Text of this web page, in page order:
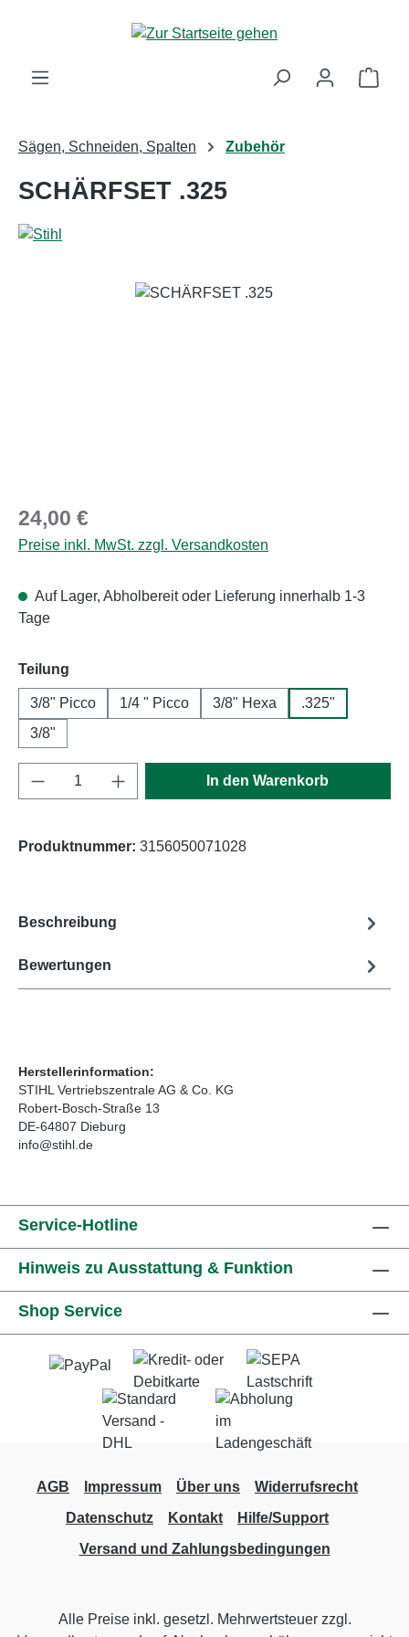
Zum Hauptinhalt springen
Sägen, Schneiden, Spalten Zubehör
SCHÄRFSET .325
Bildergalerie überspringen
Regulärer Preis:
24,00 €
Preise inkl. MwSt. zzgl. Versandkosten
Auf Lager, Abholbereit oder Lieferung innerhalb 1-3
Tage
Teilung
3/8" Picco 1/4 " Picco 3/8" Hexa
.325"
3/8"
Produkt Anzahl: Gib den gewünschten
In den Warenkorb
Produktnummer: 3156050071028
Beschreibung
Bewertungen
Herstellerinformation:
STIHL Vertriebszentrale AG & Co. KG
Robert-Bosch-Straße 13
DE-64807 Dieburg
info@stihl.de
Service-Hotline
Hinweis zu Ausstattung & Funktion
Shop Service
AGB Impressum Über uns
Widerrufsrecht
Datenschutz
Kontakt
Hilfe/Support
Versand und Zahlungsbedingungen
Alle Preise inkl. gesetzl. Mehrwertsteuer zzgl.